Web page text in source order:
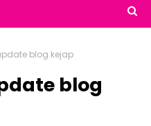
blog kejap
blog